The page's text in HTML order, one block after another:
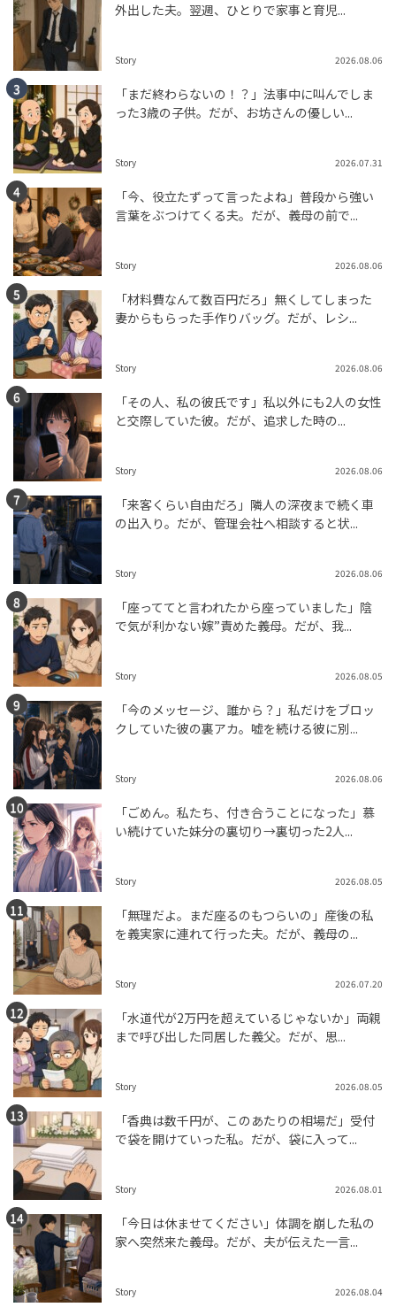
外出した夫。翌週、ひとりで家事と育児...
Story 2026.08.06
「まだ終わらないの！？」法事中に叫んでしま
った3歳の子供。だが、お坊さんの優しい...
Story 2026.07.31
「今、役立たずって言ったよね」普段から強い
言葉をぶつけてくる夫。だが、義母の前で...
Story 2026.08.06
「材料費なんて数百円だろ」無くしてしまった
妻からもらった手作りバッグ。だが、レシ...
Story 2026.08.06
「その人、私の彼氏です」私以外にも2人の女性
と交際していた彼。だが、追求した時の...
Story 2026.08.06
「来客くらい自由だろ」隣人の深夜まで続く車
の出入り。だが、管理会社へ相談すると状...
Story 2026.08.06
「座っててと言われたから座っていました」陰
で気が利かない嫁”責めた義母。だが、我...
Story 2026.08.05
「今のメッセージ、誰から？」私だけをブロッ
クしていた彼の裏アカ。嘘を続ける彼に別...
Story 2026.08.06
「ごめん。私たち、付き合うことになった」慕
い続けていた妹分の裏切り→裏切った2人...
Story 2026.08.05
「無理だよ。まだ座るのもつらいの」産後の私
を義実家に連れて行った夫。だが、義母の...
Story 2026.07.20
「水道代が2万円を超えているじゃないか」両親
まで呼び出した同居した義父。だが、思...
Story 2026.08.05
「香典は数千円が、このあたりの相場だ」受付
で袋を開けていった私。だが、袋に入って...
Story 2026.08.01
「今日は休ませてください」体調を崩した私の
家へ突然来た義母。だが、夫が伝えた一言...
Story 2026.08.04